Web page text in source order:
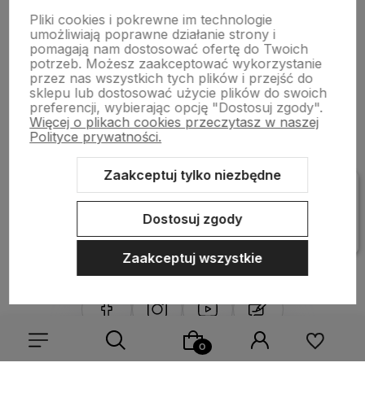
Bestsellery
Płatności i dostawa
Szablon Shoper Modern 3.0™
Pliki cookies i pokrewne im technologie
umożliwiają poprawne działanie strony i
pomagają nam dostosować ofertę do Twoich
potrzeb. Możesz zaakceptować wykorzystanie
przez nas wszystkich tych plików i przejść do
sklepu lub dostosować użycie plików do swoich
preferencji, wybierając opcję "Dostosuj zgody".
Więcej o plikach cookies przeczytasz w naszej
Polityce prywatności.
Zaakceptuj tylko niezbędne
Dostosuj zgody
Zaakceptuj wszystkie